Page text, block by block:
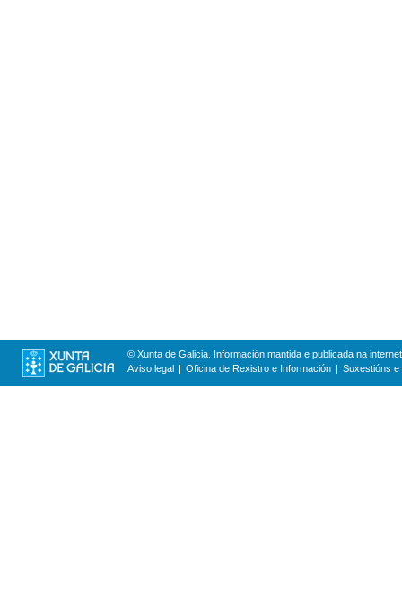
© Xunta de Galicia. Información mantida e publicada na
Aviso legal
Oficina de Rexistro e Información Suxestións e